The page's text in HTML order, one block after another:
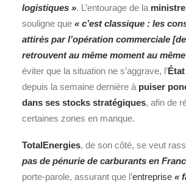
logistiques ». L’entourage de la
souligne que « c’est classique : les
attirés par l’opération commerciale
retrouvent au même moment au
éviter que la situation ne s’aggrave, l’État
depuis la semaine dernière à puiser
dans ses stocks stratégiques, afin de
certaines zones en manque.
TotalEnergies, de son côté, se veut
pas de pénurie de carburants en
porte-parole, assurant que l’entreprise «